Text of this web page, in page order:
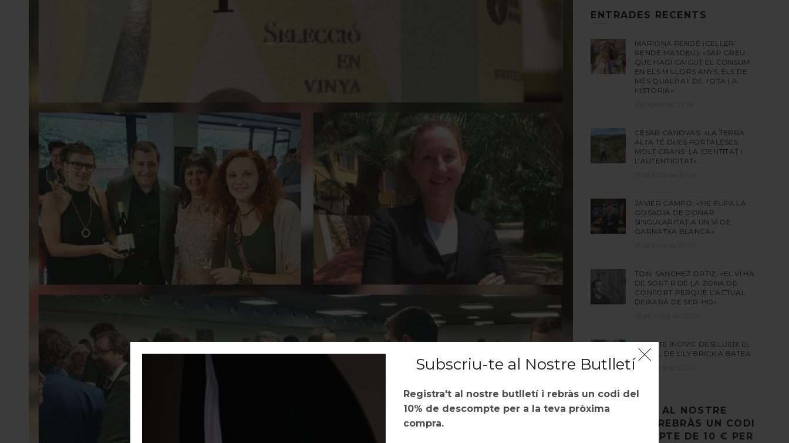
Subscriu-te al Nostre Butlletí
Registra't al nostre butlletí i rebràs un codi del
10% de descompte per a la teva pròxima
compra.
ENTRADES RECENTS
MARIONA RENDÉ (CELLER
RENDÉ MASDEU): «SAP GREU
QUE HAGI CAIGUT EL CONSUM
EN ELS MILLORS ANYS, ELS DE
MÉS QUALITAT DE TOTA LA
HISTÒRIA»
CÉSAR CÁNOVAS: «LA TERRA
ALTA TÉ DUES FORTALESES
MOLT GRANS: LA IDENTITAT I
L’AUTENTICITAT»
JAVIER CAMPO: «ME FLIPA LA
GOSADIA DE DONAR
SINGULARITAT A UN VI DE
GARNATXA BLANCA»
TONI SÀNCHEZ ORTIZ: «EL VI HA
DE SORTIR DE LA ZONA DE
CONFORT PERQUÈ L’ACTUAL
DEIXARÀ DE SER-HO»
UN ACTE INCÍVIC DESLLUEIX EL
MURAL DE LILY BRICK A BATEA
REGISTRA’T AL NOSTRE
BUTLLETÍ I REBRÀS UN CODI
DE DESCOMPTE DE 10 € PER